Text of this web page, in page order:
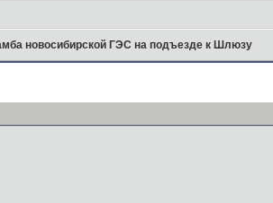
новосибирской ГЭС на подъезде к Шлюзу